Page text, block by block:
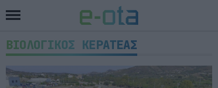
ΒΙΟΛΟΓΙΚΟΣ ΚΕΡΑΤΕΑΣ